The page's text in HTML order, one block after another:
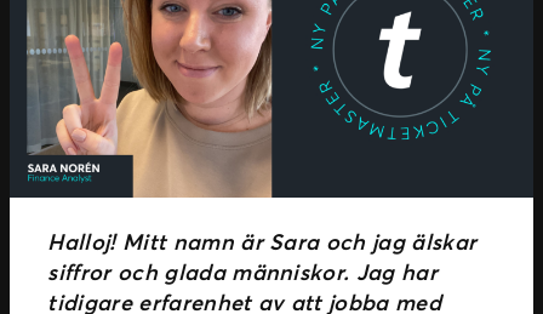
Halloj! Mitt namn är Sara och jag älskar
siffror och glada människor. Jag har
tidigare erfarenhet av att jobba med